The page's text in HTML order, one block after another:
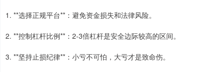
1. **选择正规平台**：避免资金损失和法律风险。
2. **控制杠杆比例**：2-3倍杠杆是安全边际较高的区间。
3. **坚持止损纪律**：小亏不可怕，大亏才是致命伤。